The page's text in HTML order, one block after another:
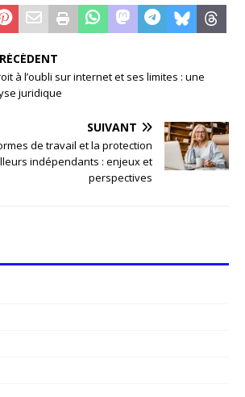
à l’oubli sur internet et ses limites : une
juridique
SUIVANT
de travail et la protection
indépendants : enjeux et
perspectives